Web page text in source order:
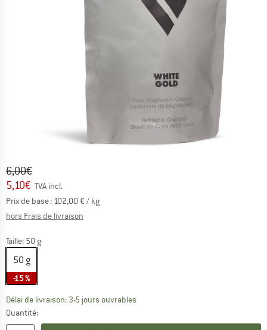
Prix initial :
6,00€
Prix:
5,10€ TVA incl.
Prix de base : 102,00 €/ kg
hors Frais de livraison
Taille: 50 g
50 g
-15 %
Délai de livraison: 3-5 jours ouvrablesLe lien s'ouvre dans une boîte
Quantité: